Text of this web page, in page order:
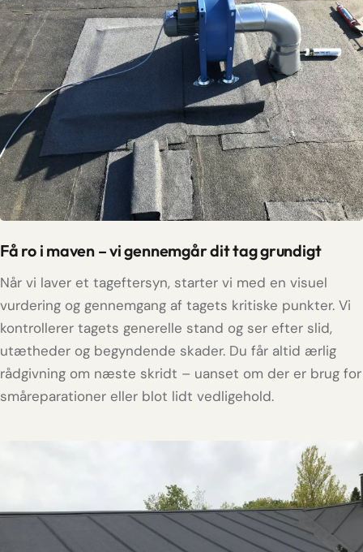
Få ro i maven – vi gennemgår dit tag grundigt
Når vi laver et tageftersyn, starter vi med en visuel
vurdering og gennemgang af tagets kritiske punkter. Vi
kontrollerer tagets generelle stand og ser efter slid,
utætheder og begyndende skader. Du får altid ærlig
rådgivning om næste skridt – uanset om der er brug for
småreparationer eller blot lidt vedligehold.